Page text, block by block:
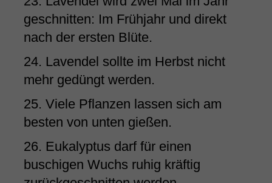
geschnitten: Im Frühjahr und direkt
nach der ersten Blüte.
24. Lavendel sollte im Herbst nicht
mehr gedüngt werden.
25. Viele Pflanzen lassen sich am
besten von unten gießen.
26. Eukalyptus darf für einen
buschigen Wuchs ruhig kräftig